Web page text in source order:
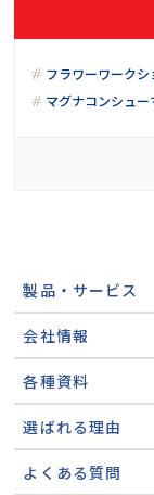
フラワーワーク
マグナコンシュ
製品・サービス
会社情報
各種資料
選ばれる理由
よくある質問